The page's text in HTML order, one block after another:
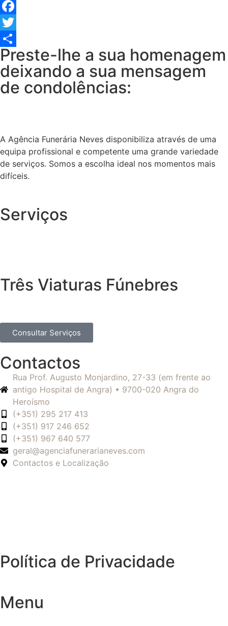
Facebook
Twitter
Share
Preste-lhe a sua homenagem
deixando a sua mensagem
de condolências:
A Agência Funerária Neves disponibiliza através de uma
equipa profissional e competente uma grande variedade
de serviços. Somos a escolha ideal nos momentos mais
difíceis.
Serviços
Três Viaturas Fúnebres
Consultar Serviços
Contactos
Rua Prof. Augusto Monjardino, 27-33 (em frente ao
antigo Hospital de Angra) • 9700-020 Angra do
Heroísmo
(+351) 295 217 413
(+351) 917 246 652
(+351) 967 640 577
geral@agenciafunerarianeves.com
Contactos e Localização
Política de Privacidade
Menu